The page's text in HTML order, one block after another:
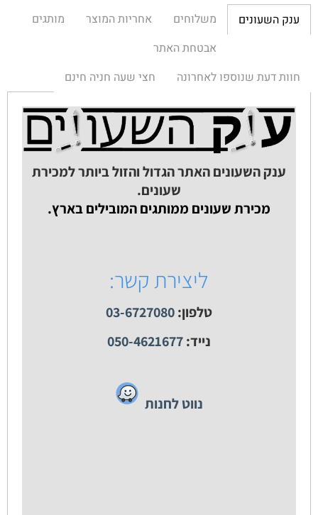
ענק השעונים משלוחים אחריות המוצר
מותגים
אבטחת האתר
חוות דעת שנוספו לאחרונה
חצי שעה חניה חינם
ענק השעונים האתר הגדול והזול ביותר למכירת
שעונים.
מכירת שעונים ממותגים המובילים בארץ.
ליצירת קשר:
טלפון:03-6727080
נייד:050-4621677
נווט לחנות